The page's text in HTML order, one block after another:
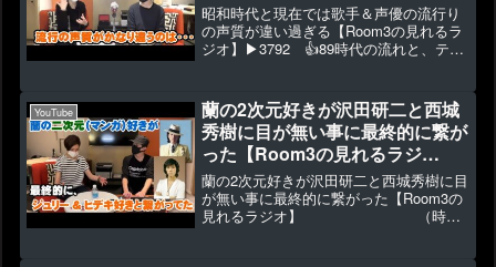
昭和時代と現在では歌手＆声優の流行り
の声質が違い過ぎる【Room3の見れるラ
ジオ】▶3792 👍89時代の流れと、テク
した！2023/2/4(土)我々、東京銀座で単
独...
YouTube
蘭の2次元好きが沢田研二と西城
秀樹に目が無い事に最終的に繋が
った【Room3の見れるラジ
オ】 （時の過行
くままに ヤングマン
TOKIO ブルースカイ・ブル
蘭の2次元好きが沢田研二と西城秀樹に目
が無い事に最終的に繋がった【Room3の
見れるラジオ】 （時の